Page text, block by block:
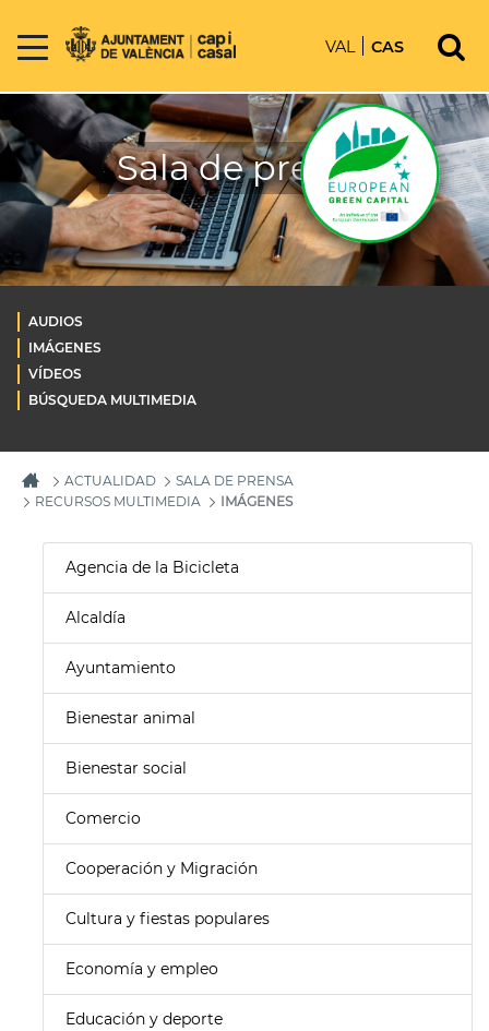
VAL CAS
Sala de prensa
AUDIOS
IMÁGENES
VÍDEOS
BÚSQUEDA MULTIMEDIA
ACTUALIDAD
SALA DE PRENSA
RECURSOS MULTIMEDIA
IMÁGENES
Agencia de la Bicicleta
Alcaldía
Ayuntamiento
Bienestar animal
Bienestar social
Comercio
Cooperación y Migración
Cultura y fiestas populares
Economía y empleo
Educación y deporte